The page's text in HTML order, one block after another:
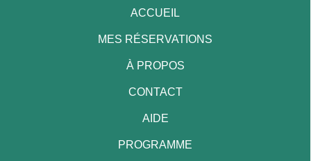
ACCUEIL
MES RÉSERVATIONS
À PROPOS
CONTACT
AIDE
PROGRAMME